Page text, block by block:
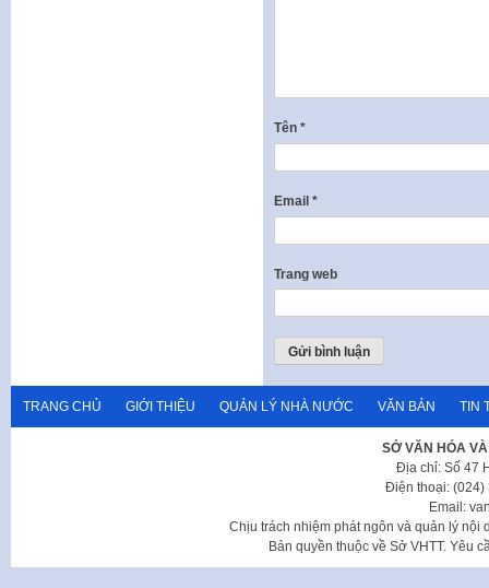
Tên *
Email *
Trang web
TRANG CHỦ GIỚI THIỆU QUẢN LÝ NHÀ NƯỚC VĂN BẢN TIN
SỞ VĂN HÓA
Địa chỉ: Số 47
Điện thoại: (024)
Email:
Chịu trách nhiệm phát ngôn và quản lý nội
Bản quyền thuộc về Sở VHTT. Yêu